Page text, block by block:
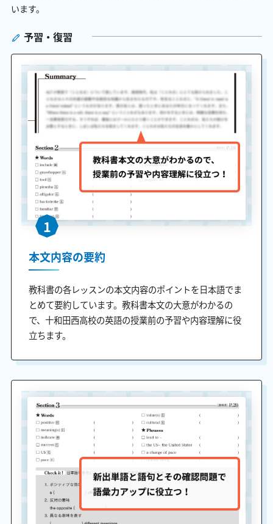
います。
予習・復習
1
本文内容の要約
教科書の各レッスンの本文内容のポイントを日本語でま
とめて要約しています。教科書本文の大意がわかるの
で、十和田西高校の英語の授業前の予習や内容理解に役
立ちます。